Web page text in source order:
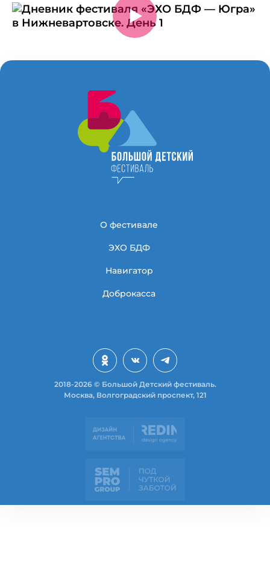
О фестивале
ЭХО БДФ
Навигатор
Доброкасса
2018-2026 © Большой Детский фестиваль.
Москва, Волгоградский проспект, 121